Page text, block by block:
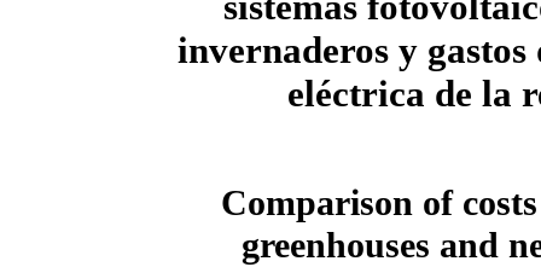
invernaderos y gastos
eléctrica de la
Comparison of
greenhouses and